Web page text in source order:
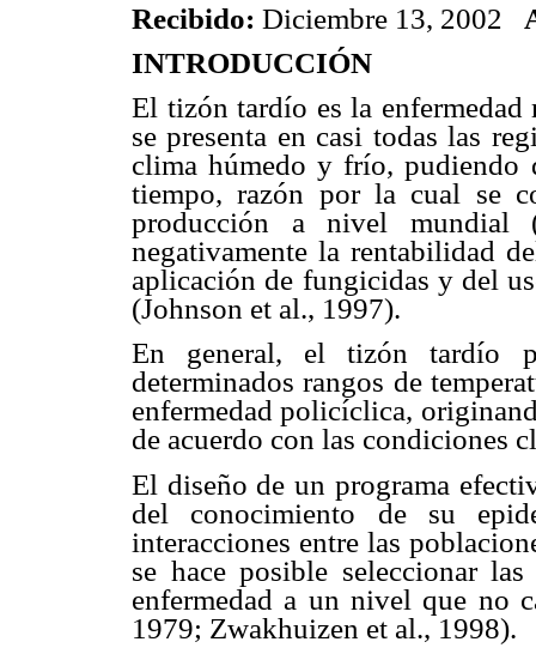
Recibido: Diciembre 13, 2002
INTRODUCCIÓN
El tizón tardío es la
se presenta en casi todas las
clima húmedo y frío, pudiendo
tiempo, razón por la cual se
producción a nivel mundial
negativamente la rentabilidad
aplicación de fungicidas y del
(Johnson et al., 1997).
En general, el tizón tardío
determinados rangos de
enfermedad policíclica,
de acuerdo con las condiciones
El diseño de un programa
del conocimiento de su
interacciones entre las
se hace posible seleccionar
enfermedad a un nivel que no
1979; Zwakhuizen et al., 1998).